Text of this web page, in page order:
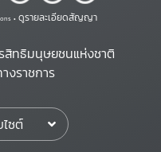
• ดูรายละเอียดสัญญา
ทธิมนุษยชนแห่งชาติ
งราชการ
ซต์